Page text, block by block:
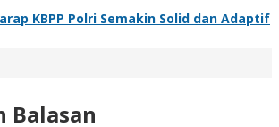
KBPP Polri Semakin Solid dan Adaptif
Balasan